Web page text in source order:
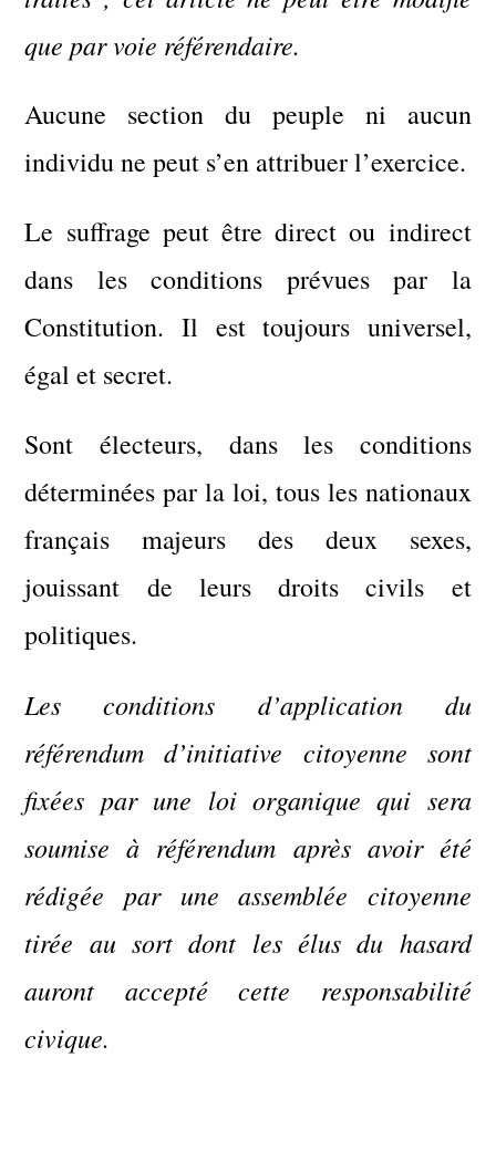
que par voie référendaire.
Aucune section du peuple ni aucun
individu ne peut s’en attribuer l’exercice.
Le suffrage peut être direct ou indirect
dans les conditions prévues par la
Constitution. Il est toujours universel,
égal et secret.
Sont électeurs, dans les conditions
déterminées par la loi, tous les nationaux
français majeurs des deux sexes,
jouissant de leurs droits civils et
politiques.
Les conditions d’application du
référendum d’initiative citoyenne sont
fixées par une loi organique qui sera
soumise à référendum après avoir été
rédigée par une assemblée citoyenne
tirée au sort dont les élus du hasard
auront accepté cette responsabilité
civique.